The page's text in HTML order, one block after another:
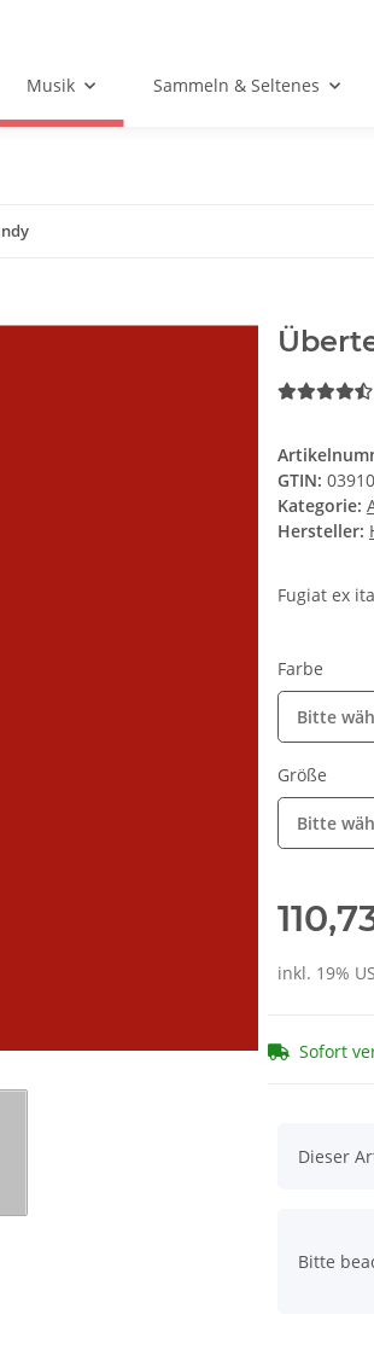
Musik Sammeln & Seltenes
GTIN:
Kategorie:
Hersteller:
Fugiat ex
Farbe
Bitte
Größe
Bitte
inkl. 19%
Sofort
x
Dieser
Bitte